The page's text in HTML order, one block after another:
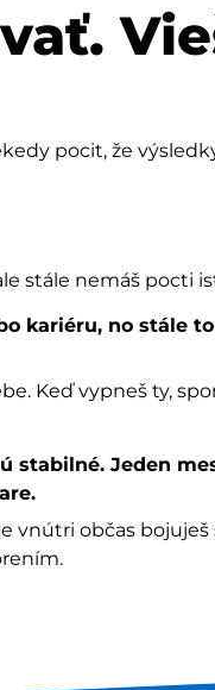
pocit, že
stále nemáš pocti
kariéru, no stále
Keď vypneš ty,
stabilné. Jeden
vnútri občas bojuješ